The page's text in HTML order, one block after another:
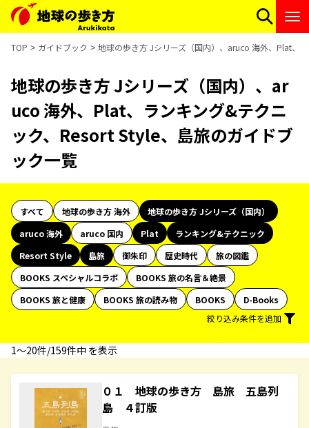
TOP ガイドブック 地球の歩き方 Jシリーズ（国内）、aruco 海外、Plat、
地球の歩き方 Jシリーズ（国内）、ar
uco 海外、Plat、ランキング&テクニ
ック、Resort Style、島旅のガイドブ
ック一覧
すべて 地球の歩き方 海外
地球の歩き方 Jシリーズ（国内）
aruco 海外
aruco 国内 Plat
ランキング&テクニック
Resort Style
島旅 御朱印 歴史時代
旅の図鑑
BOOKS スペシャルコラボ
BOOKS 旅の名言＆絶景
BOOKS 旅と健康
BOOKS 旅の読み物 BOOKS
D-Books
絞り込み条件を追加
1〜20件/159件中 を表示
０１ 地球の歩き方 島旅 五島列
島 ４訂版